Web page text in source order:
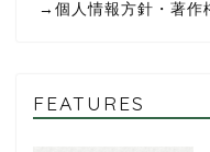
→ 個人情報方針・著作
FEATURES